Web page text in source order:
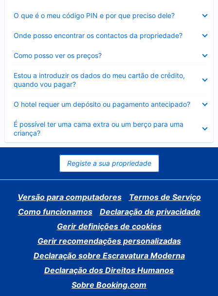
O que é o meu código PIN e por que preciso dele?
fechado
Onde posso encontrar os contactos da propriedade?
fechado
Como posso ver os preços?
fechado
Estou a introduzir os dados do meu cartão de crédito,
quando vou pagar?
fechado
O hotel requer um depósito ou pagamento antecipado?
fechado
É possível ter uma cama extra ou um berço para uma
criança?
Elemento
fechado
Registe a sua propriedade
Versão para computadores
Termos de Serviço
Como funcionamos
Declaração de privacidade
Gerir definições de cookies
Gerir recomendações personalizadas
Declaração sobre Escravatura Moderna
Declaração dos Direitos Humanos
Sobre Booking.com